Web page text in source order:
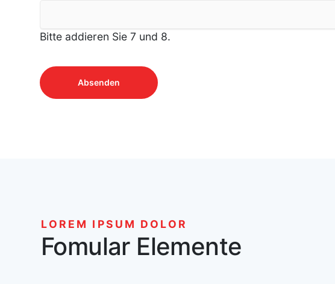
Bitte addieren Sie 7 und 8.
Absenden
LOREM IPSUM DOLOR
Fomular Elemente